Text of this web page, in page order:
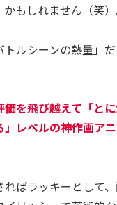
もしれません（笑）
ルシーンの熱量」
価を飛び越えて「と
」レベルの神作画ア
ればラッキーとして